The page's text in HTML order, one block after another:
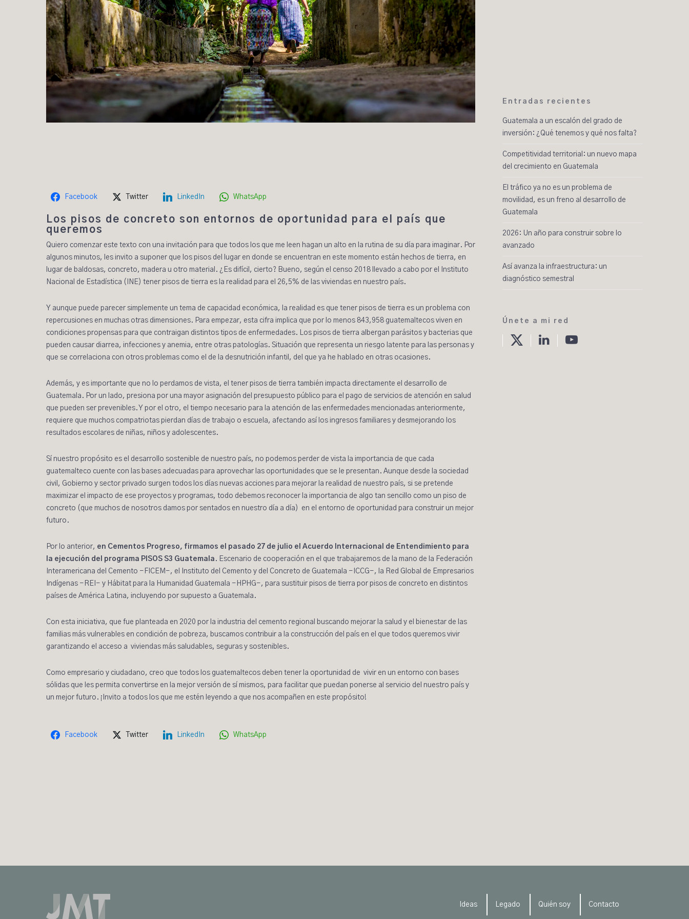
Facebook Twitter LinkedIn WhatsApp
Los pisos de concreto son entornos de oportunidad para el país que
queremos
Quiero comenzar este texto con una invitación para que todos los que me leen hagan un alto en la rutina de su día para imaginar. Por
algunos minutos, les invito a suponer que los pisos del lugar en donde se encuentran en este momento están hechos de tierra, en
lugar de baldosas, concreto, madera u otro material. ¿Es difícil, cierto? Bueno, según el censo 2018 llevado a cabo por el Instituto
Nacional de Estadística (INE) tener pisos de tierra es la realidad para el 26,5% de las viviendas en nuestro país.
Y aunque puede parecer simplemente un tema de capacidad económica, la realidad es que tener pisos de tierra es un problema con
repercusiones en muchas otras dimensiones. Para empezar, esta cifra implica que por lo menos 843,958 guatemaltecos viven en
condiciones propensas para que contraigan distintos tipos de enfermedades. Los pisos de tierra albergan parásitos y bacterias que
pueden causar diarrea, infecciones y anemia, entre otras patologías. Situación que representa un riesgo latente para las personas y
que se correlaciona con otros problemas como el de la desnutrición infantil, del que ya he hablado en otras ocasiones.
Además, y es importante que no lo perdamos de vista, el tener pisos de tierra también impacta directamente el desarrollo de
Guatemala. Por un lado, presiona por una mayor asignación del presupuesto público para el pago de servicios de atención en salud
que pueden ser prevenibles. Y por el otro, el tiempo necesario para la atención de las enfermedades mencionadas anteriormente,
requiere que muchos compatriotas pierdan días de trabajo o escuela, afectando así los ingresos familiares y desmejorando los
resultados escolares de niñas, niños y adolescentes.
Sí nuestro propósito es el desarrollo sostenible de nuestro país, no podemos perder de vista la importancia de que cada
guatemalteco cuente con las bases adecuadas para aprovechar las oportunidades que se le presentan. Aunque desde la sociedad
civil, Gobierno y sector privado surgen todos los días nuevas acciones para mejorar la realidad de nuestro país, si se pretende
maximizar el impacto de ese proyectos y programas, todo debemos reconocer la importancia de algo tan sencillo como un piso de
concreto (que muchos de nosotros damos por sentados en nuestro día a día) en el entorno de oportunidad para construir un mejor
futuro.
Por lo anterior, en Cementos Progreso, firmamos el pasado 27 de julio el Acuerdo Internacional de Entendimiento para
la ejecución del programa PISOS S3 Guatemala . Escenario de cooperación en el que trabajaremos de la mano de la Federación
Interamericana del Cemento −FICEM−, el Instituto del Cemento y del Concreto de Guatemala −ICCG−, la Red Global de Empresarios
Indígenas −REI− y Hábitat para la Humanidad Guatemala −HPHG−, para sustituir pisos de tierra por pisos de concreto en distintos
países de América Latina, incluyendo por supuesto a Guatemala.
Con esta iniciativa, que fue planteada en 2020 por la industria del cemento regional buscando mejorar la salud y el bienestar de las
familias más vulnerables en condición de pobreza, buscamos contribuir a la construcción del país en el que todos queremos vivir
garantizando el acceso a viviendas más saludables, seguras y sostenibles.
Como empresario y ciudadano, creo que todos los guatemaltecos deben tener la oportunidad de vivir en un entorno con bases
sólidas que les permita convertirse en la mejor versión de sí mismos, para facilitar que puedan ponerse al servicio del nuestro país y
un mejor futuro. ¡Invito a todos los que me estén leyendo a que nos acompañen en este propósito!
Facebook Twitter LinkedIn WhatsApp
Entradas recientes
Guatemala a un escalón del grado de
inversión: ¿Qué tenemos y qué nos falta?
Competitividad territorial: un nuevo mapa
del crecimiento en Guatemala
El tráfico ya no es un problema de
movilidad, es un freno al desarrollo de
Guatemala
2026: Un año para construir sobre lo
avanzado
Así avanza la infraestructura: un
diagnóstico semestral
Únete a mi red
twitterlinkedinYoutube
Ideas Legado Quién soy Contacto